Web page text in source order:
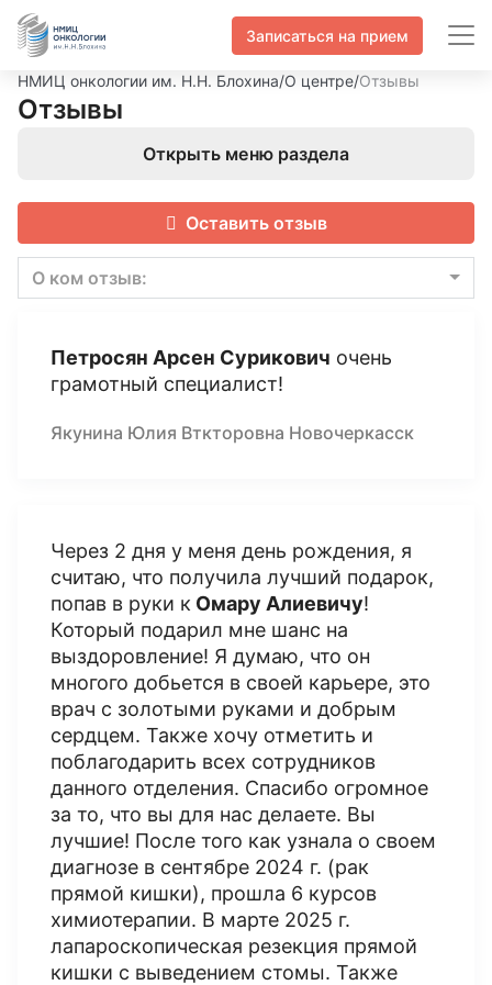
Записаться на прием
НМИЦ онкологии им. Н.Н. Блохина/О центре/Отзывы
Отзывы
Открыть меню раздела
Оставить отзыв
О ком отзыв:
Петросян Арсен Сурикович очень
грамотный специалист!
Якунина Юлия Вткторовна Новочеркасск
Через 2 дня у меня день рождения, я
считаю, что получила лучший подарок,
попав в руки к Омару Алиевичу!
Который подарил мне шанс на
выздоровление! Я думаю, что он
многого добьется в своей карьере, это
врач с золотыми руками и добрым
сердцем. Также хочу отметить и
поблагодарить всех сотрудников
данного отделения. Спасибо огромное
за то, что вы для нас делаете. Вы
лучшие! После того как узнала о своем
диагнозе в сентябре 2024 г. (рак
прямой кишки), прошла 6 курсов
химиотерапии​. В марте 2025 г.
лапароскопическая резекция прямой
кишки с выведением стомы. Также